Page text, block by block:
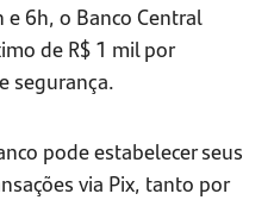
6h, o Banco Central
de R$ 1 mil por
segurança.
pode estabelecer seus
via Pix, tanto por